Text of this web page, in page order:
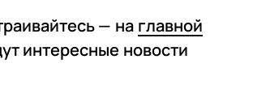
— на главной
интересные новости